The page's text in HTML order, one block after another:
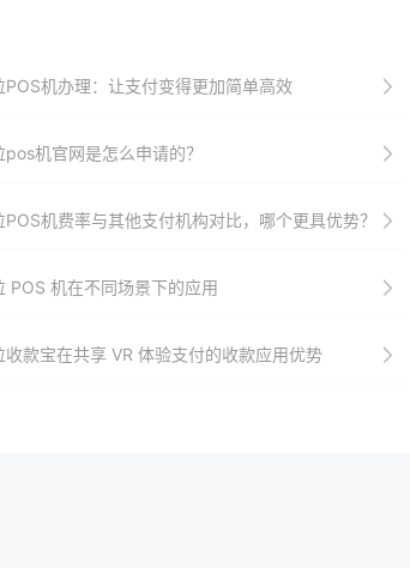
POS机办理：让支付变得更加简单高效
pos机官网是怎么申请的？
POS机费率与其他支付机构对比，哪个更具优势？
POS 机在不同场景下的应用
收款宝在共享 VR 体验支付的收款应用优势